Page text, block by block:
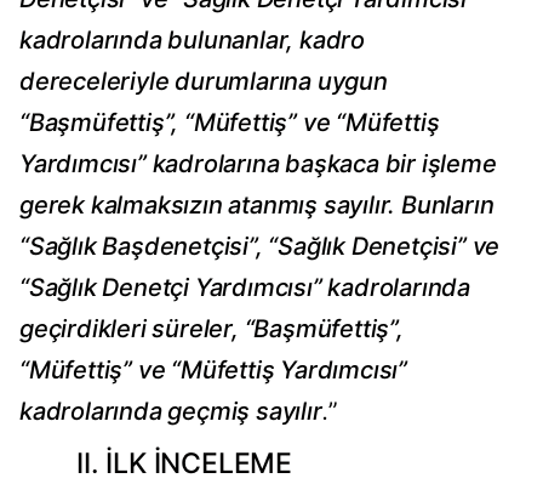
kadrolarında bulunanlar, kadro
dereceleriyle durumlarına uygun
“Başmüfettiş”, “Müfettiş” ve “Müfettiş
Yardımcısı” kadrolarına başkaca bir işleme
gerek kalmaksızın atanmış sayılır. Bunların
“Sağlık Başdenetçisi”, “Sağlık Denetçisi” ve
“Sağlık Denetçi Yardımcısı” kadrolarında
geçirdikleri süreler, “Başmüfettiş”,
“Müfettiş” ve “Müfettiş Yardımcısı”
kadrolarında geçmiş sayılır.”
II. İLK İNCELEME